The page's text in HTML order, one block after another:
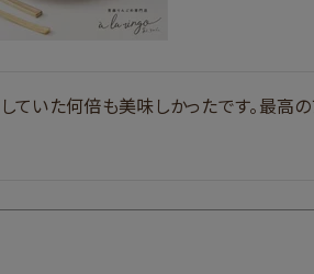
ていた何倍も美味しかったです。最高の